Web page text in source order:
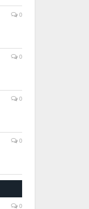
0
0
0
0
0